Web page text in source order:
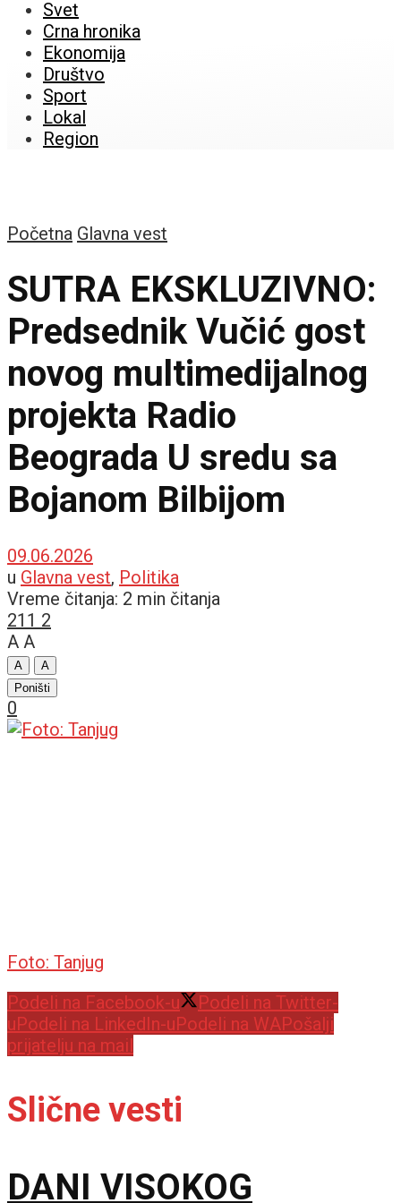
Svet
Crna hronika
Ekonomija
Društvo
Sport
Lokal
Region
Početna Glavna vest
SUTRA EKSKLUZIVNO:
Predsednik Vučić gost
novog multimedijalnog
projekta Radio
Beograda U sredu sa
Bojanom Bilbijom
09.06.2026
u Glavna vest, Politika
Vreme čitanja: 2 min čitanja
211 2
A A
A
A
Poništi
0
Foto: Tanjug
Podeli na Facebook-u
Podeli na Twitter-
uPodeli na LinkedIn-uPodeli na WAPošalji
prijatelju na mail
Slične vesti
DANI VISOKOG